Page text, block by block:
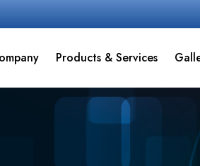
Products & Services